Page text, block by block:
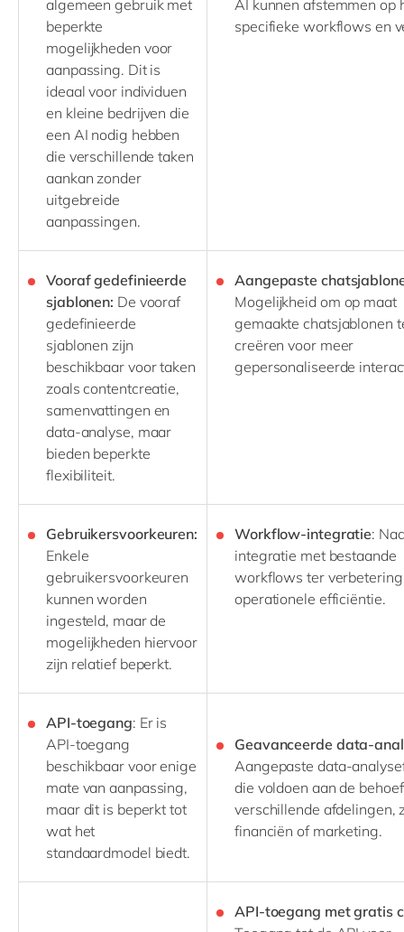
algemeen gebruik met
beperkte
mogelijkheden voor
aanpassing. Dit is
ideaal voor individuen
en kleine bedrijven die
een AI nodig hebben
die verschillende taken
aankan zonder
uitgebreide
aanpassingen.
AI kunnen afstemmen op
specifieke workflows en
Vooraf gedefinieerde
sjablonen: De vooraf
gedefinieerde
sjablonen zijn
beschikbaarvoor taken
zoals contentcreatie,
samenvattingen en
data-analyse, maar
bieden beperkte
flexibiliteit.
Aangepaste
Mogelijkheid om op maat
gemaakte chatsjablonen
creëren voor meer
gepersonaliseerde
Gebruikersvoorkeuren:
Enkele
gebruikersvoorkeuren
kunnen worden
ingesteld, maar de
mogelijkheden hiervoor
zijn relatief beperkt.
Workflow-integratie:
integratie met bestaande
workflows ter verbetering
operationele efficiëntie.
API-toegang: Er is
API-toegang
beschikbaar voor enige
mate van aanpassing,
maar dit is beperkt tot
wat het
standaardmodel biedt.
Geavanceerde data-
Aangepaste data-
die voldoen aan de
verschillende afdelingen,
financiën of marketing.
API-toegang met gratis